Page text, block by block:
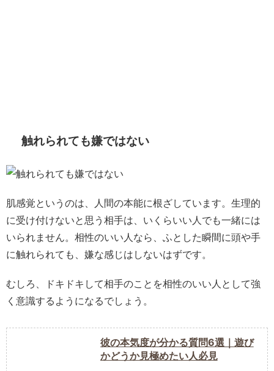
触れられても嫌ではない
肌感覚というのは、人間の本能に根ざしています。生理的
に受け付けないと思う相手は、いくらいい人でも一緒には
いられません。相性のいい人なら、ふとした瞬間に頭や手
に触れられても、嫌な感じはしないはずです。
むしろ、ドキドキして相手のことを相性のいい人として強
く意識するようになるでしょう。
彼の本気度が分かる質問6選｜遊び
かどうか見極めたい人必見